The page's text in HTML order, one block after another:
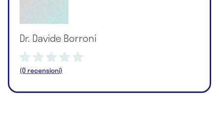
Dr. Davide Borroni
(0 recensioni)